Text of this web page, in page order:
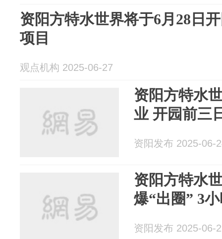
资阳方特水世界将于6月28日
项目
观点机构 2025-06-27
资阳方特水
业 开园前三
资阳发布 2025-06-
资阳方特水
爆“出圈” 3
资阳发布 2025-06-